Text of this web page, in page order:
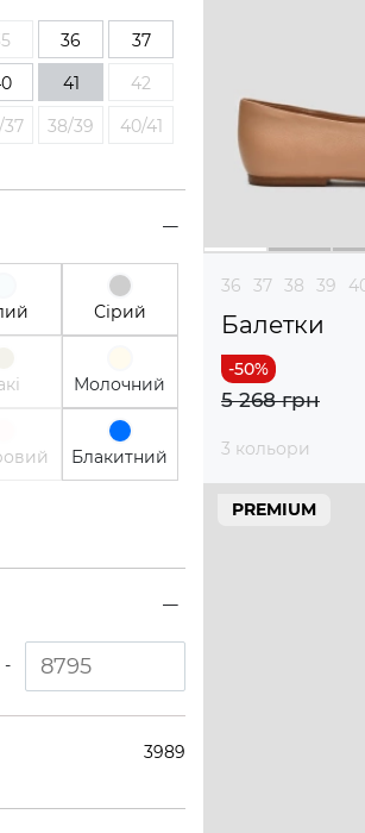
36
37
41
42
37 38/39 40/41
Сірий
Молочний
Блакитний
-
3989
36 37 38 39
Балетки
5 268 грн
3 кольори
PREMIUM